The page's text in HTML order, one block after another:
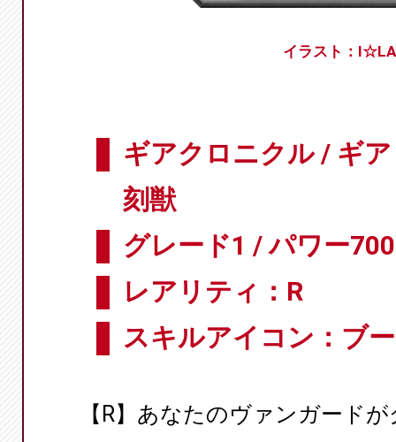
イラスト：I☆LA
ギアクロニクル / ギ
刻獣
グレード1 / パワー
レアリティ：R
スキルアイコン：ブ
【R】あなたのヴァンガード